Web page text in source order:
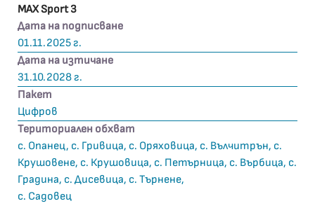
MAX Sport 3
Дата на подписване
01.11.2025 г.
Дата на изтичане
31.10.2028 г.
Пакет
Цифров
Териториален обхват
с. Опанец, с. Гривица, с. Оряховица, с. Вълчитрън, с.
Крушовене, с. Крушовица, с. Петърница, с. Върбица, с.
Градина, с. Дисевица, с. Търнене,
с. Садовец